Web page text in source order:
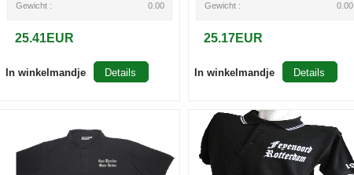
Gewicht :
0.00
25.41EUR
In winkelmandje Details
Gewicht :
0.00
25.17EUR
In winkelmandje Details